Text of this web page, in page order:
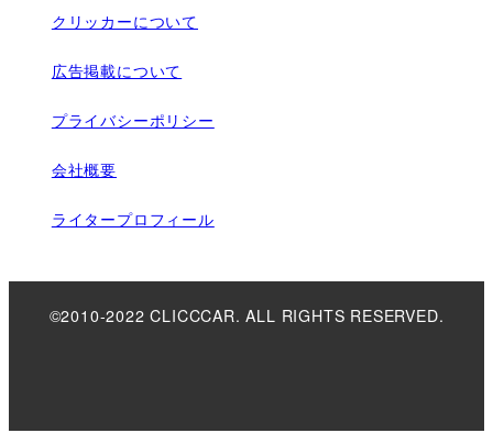
クリッカーについて
広告掲載について
プライバシーポリシー
会社概要
ライタープロフィール
©2010-2022 CLICCCAR. ALL RIGHTS RESERVED.